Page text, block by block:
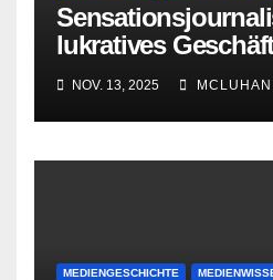
lukratives
NOV. 13, 2025 MCLUHAN
MEDIENGESCHICHTE